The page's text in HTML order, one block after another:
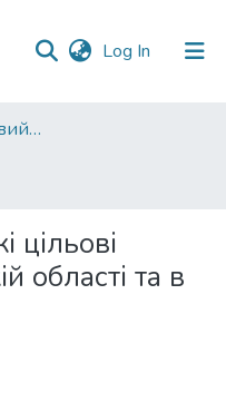
Log In (current)
04. Економіко-правовий факультет
цільові
області та в